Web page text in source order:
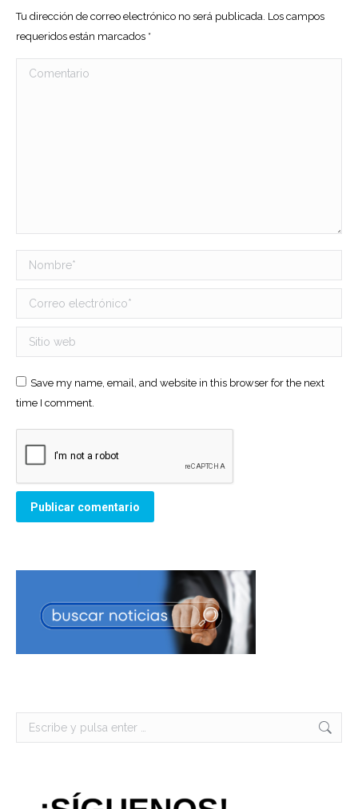
Tu dirección de correo electrónico no será publicada. Los campos
requeridos están marcados *
Comentario
Nombre *
Correo electrónico *
Sitio web
Save my name, email, and website in this browser for the next
time I comment.
Publicar comentario
Buscar: